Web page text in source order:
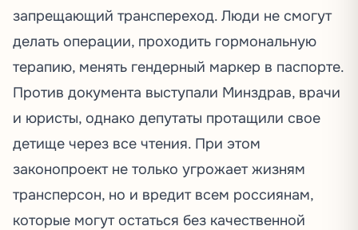
запрещающий транспереход. Люди не смогут
делать операции, проходить гормональную
терапию, менять гендерный маркер в паспорте.
Против документа выступали Минздрав, врачи
и юристы, однако депутаты протащили свое
детище через все чтения. При этом
законопроект не только угрожает жизням
трансперсон, но и вредит всем россиянам,
которые могут остаться без качественной